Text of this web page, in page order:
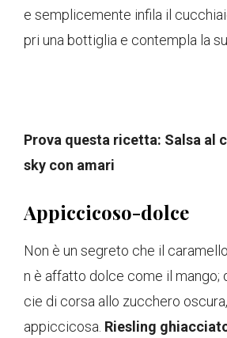
e semplicemente infila il
pri una bottiglia e contempla la
Prova questa ricetta: Salsa al
sky con amari
Appiccicoso-dolce
Non è un segreto che il
n è affatto dolce come il mango;
cie di corsa allo zucchero
appiccicosa. Riesling